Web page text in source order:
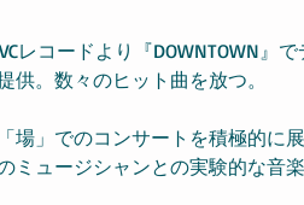
レコードより『DOWNTOWN
供。数々のヒット曲を放つ。
場」でのコンサートを積極的に
ミュージシャンとの実験的な音